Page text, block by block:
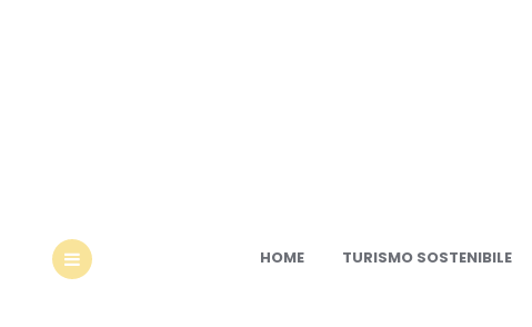
HOME TURISMO SOSTENIBILE